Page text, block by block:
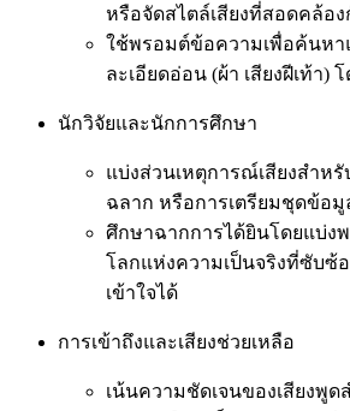
หรือจัดสไตล์เสียงที่สอดคล้อ
ใช้พรอมต์ข้อความเพื่อค้นหา
ละเอียดอ่อน (ผ้า เสียงฝีเท้า)
นักวิจัยและนักการศึกษา
แบ่งส่วนเหตุการณ์เสียงสำห
ฉลาก หรือการเตรียมชุดข้อมู
ศึกษาฉากการได้ยินโดยแบ่ง
โลกแห่งความเป็นจริงที่ซับซ้อ
เข้าใจได้
การเข้าถึงและเสียงช่วยเหลือ
เน้นความชัดเจนของเสียงพูด